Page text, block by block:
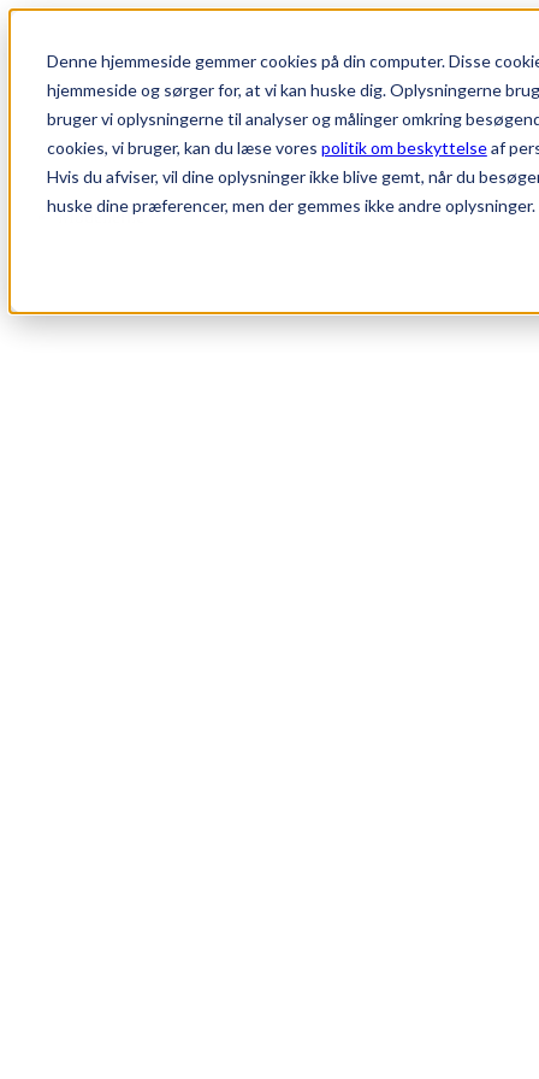
Denne hjemmeside gemmer cookies på din computer. Disse
hjemmeside og sørger for, at vi kan huske dig. Oplysningerne
bruger vi oplysningerne til analyser og målinger omkring
cookies, vi bruger, kan du læse vores politik om beskyttelseaf
Hvis du afviser, vil dine oplysninger ikke blive gemt, når du
huske dine præferencer, men der gemmes ikke andre oplysninger.
Modellerne